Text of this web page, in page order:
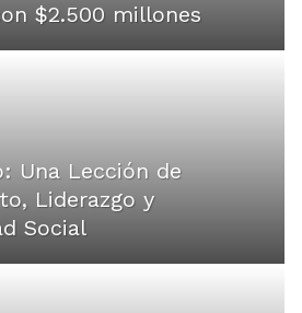
$2.500 millones
Una Lección de
Liderazgo y
Social